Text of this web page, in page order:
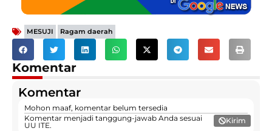
MESUJI Ragam daerah
Komentar
Komentar
Mohon maaf, komentar belum tersedia
Komentar menjadi tanggung-jawab Anda sesuai
UU ITE.
Kirim